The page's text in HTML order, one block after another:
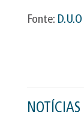
Fonte:
NOTÍCIAS